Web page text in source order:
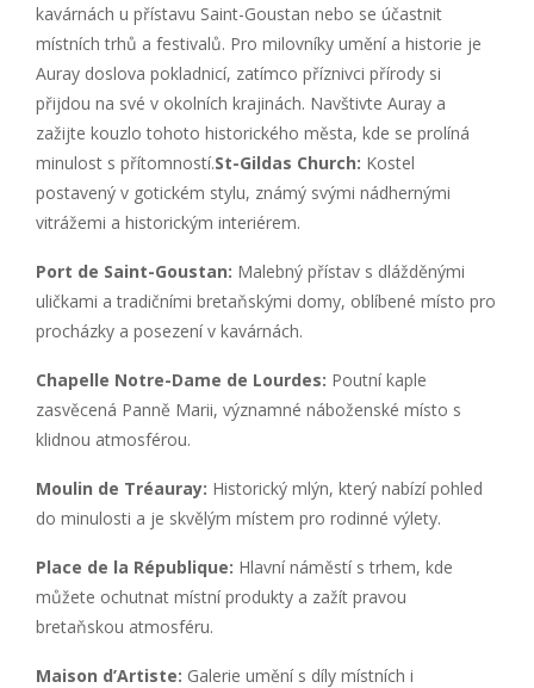
kavárnách u přístavu Saint-Goustan nebo se účastnit
místních trhů a festivalů. Pro milovníky umění a historie je
Auray doslova pokladnicí, zatímco příznivci přírody si
přijdou na své v okolních krajinách. Navštivte Auray a
zažijte kouzlo tohoto historického města, kde se prolíná
minulost s přítomností.St-Gildas Church: Kostel
postavený v gotickém stylu, známý svými nádhernými
vitrážemi a historickým interiérem.
Port de Saint-Goustan: Malebný přístav s dlážděnými
uličkami a tradičními bretaňskými domy, oblíbené místo pro
procházky a posezení v kavárnách.
Chapelle Notre-Dame de Lourdes: Poutní kaple
zasvěcená Panně Marii, významné náboženské místo s
klidnou atmosférou.
Moulin de Tréauray: Historický mlýn, který nabízí pohled
do minulosti a je skvělým místem pro rodinné výlety.
Place de la République: Hlavní náměstí s trhem, kde
můžete ochutnat místní produkty a zažít pravou
bretaňskou atmosféru.
Maison d’Artiste: Galerie umění s díly místních i